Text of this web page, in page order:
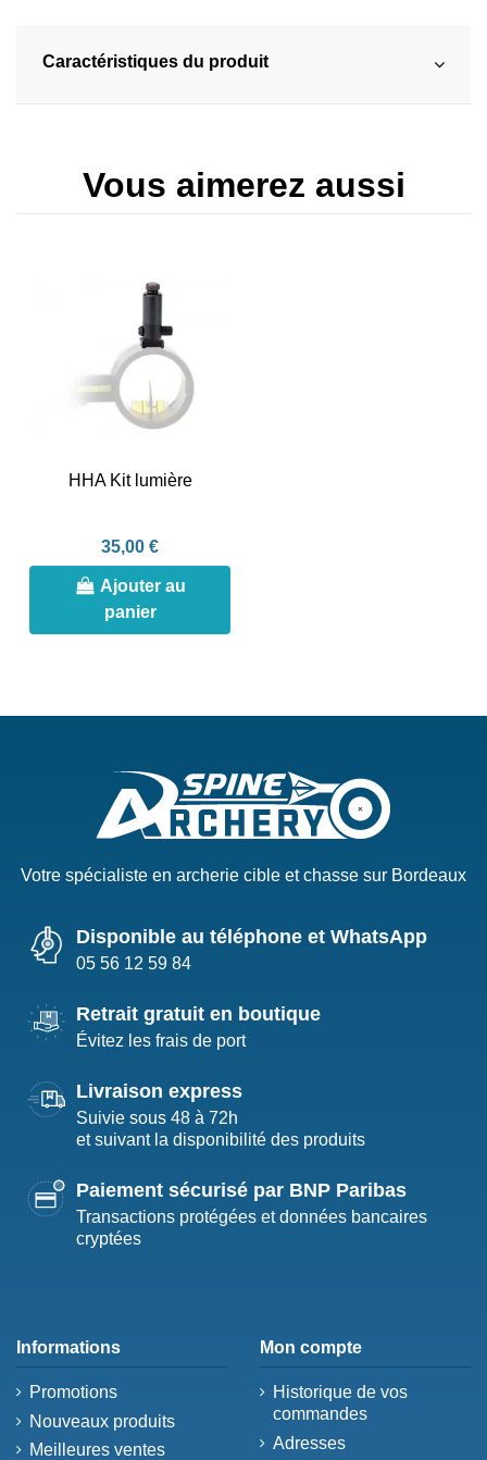
Caractéristiques du produit
Vous aimerez aussi
HHA Kit lumière
35,00 €
Ajouter au
panier
Votre spécialiste en archerie cible et chasse sur Bordeaux
Disponible au téléphone et WhatsApp
05 56 12 59 84
Retrait gratuit en boutique
Évitez les frais de port
Livraison express
Suivie sous 48 à 72h
et suivant la disponibilité des produits
Paiement sécurisé par BNP Paribas
Transactions protégées et données bancaires
cryptées
Informations
Promotions
Nouveaux produits
Meilleures ventes
Mon compte
Historique de vos
commandes
Adresses